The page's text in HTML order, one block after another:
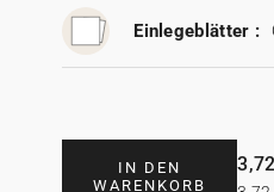
Einlegeblätter :
IN DEN
WARENKORB